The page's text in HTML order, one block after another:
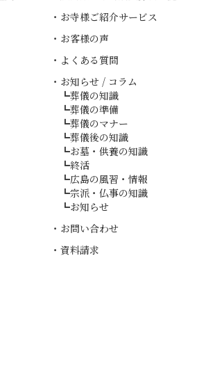
お寺様ご紹介サービス
お客様の声
よくある質問
お知らせ / コラム
葬儀の知識
葬儀の準備
葬儀のマナー
葬儀後の知識
お墓・供養の知識
終活
広島の風習・情報
宗派・仏事の知識
お知らせ
お問い合わせ
資料請求